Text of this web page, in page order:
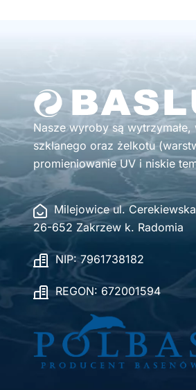
Nasze wyroby są
szklanego oraz żelkotu
promieniowanie UV i niskie
Milejowice ul.
26-652 Zakrzew k. Radomia
NIP: 7961738182
REGON: 672001594